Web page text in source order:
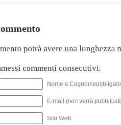
potrà avere una lunghezza
commenti consecutivi.
Nome e
E-mail (non verrà
Sito Web